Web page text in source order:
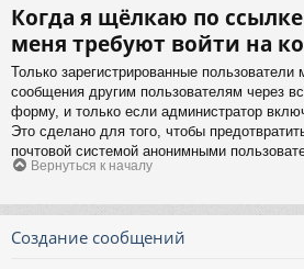
Когда я щёлкаю по
меня требуют войти на
Только зарегистрированные пользователи
сообщения другим пользователям через
форму, и только если администратор
Это сделано для того, чтобы
почтовой системой анонимными
Вернуться к началу
Создание сообщений